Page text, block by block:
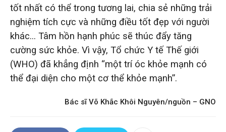
tốt nhất có thể trong tương lai, chia sẻ những trải
nghiệm tích cực và những điều tốt đẹp với người
khác… Tâm hồn hạnh phúc sẽ thúc đẩy tăng
cường sức khỏe. Vì vậy, Tổ chức Y tế Thế giới
(WHO) đã khẳng định “một trí óc khỏe mạnh có
thể đại diện cho một cơ thể khỏe mạnh”.
Bác sĩ Võ Khắc Khôi Nguyên/nguồn – GNO